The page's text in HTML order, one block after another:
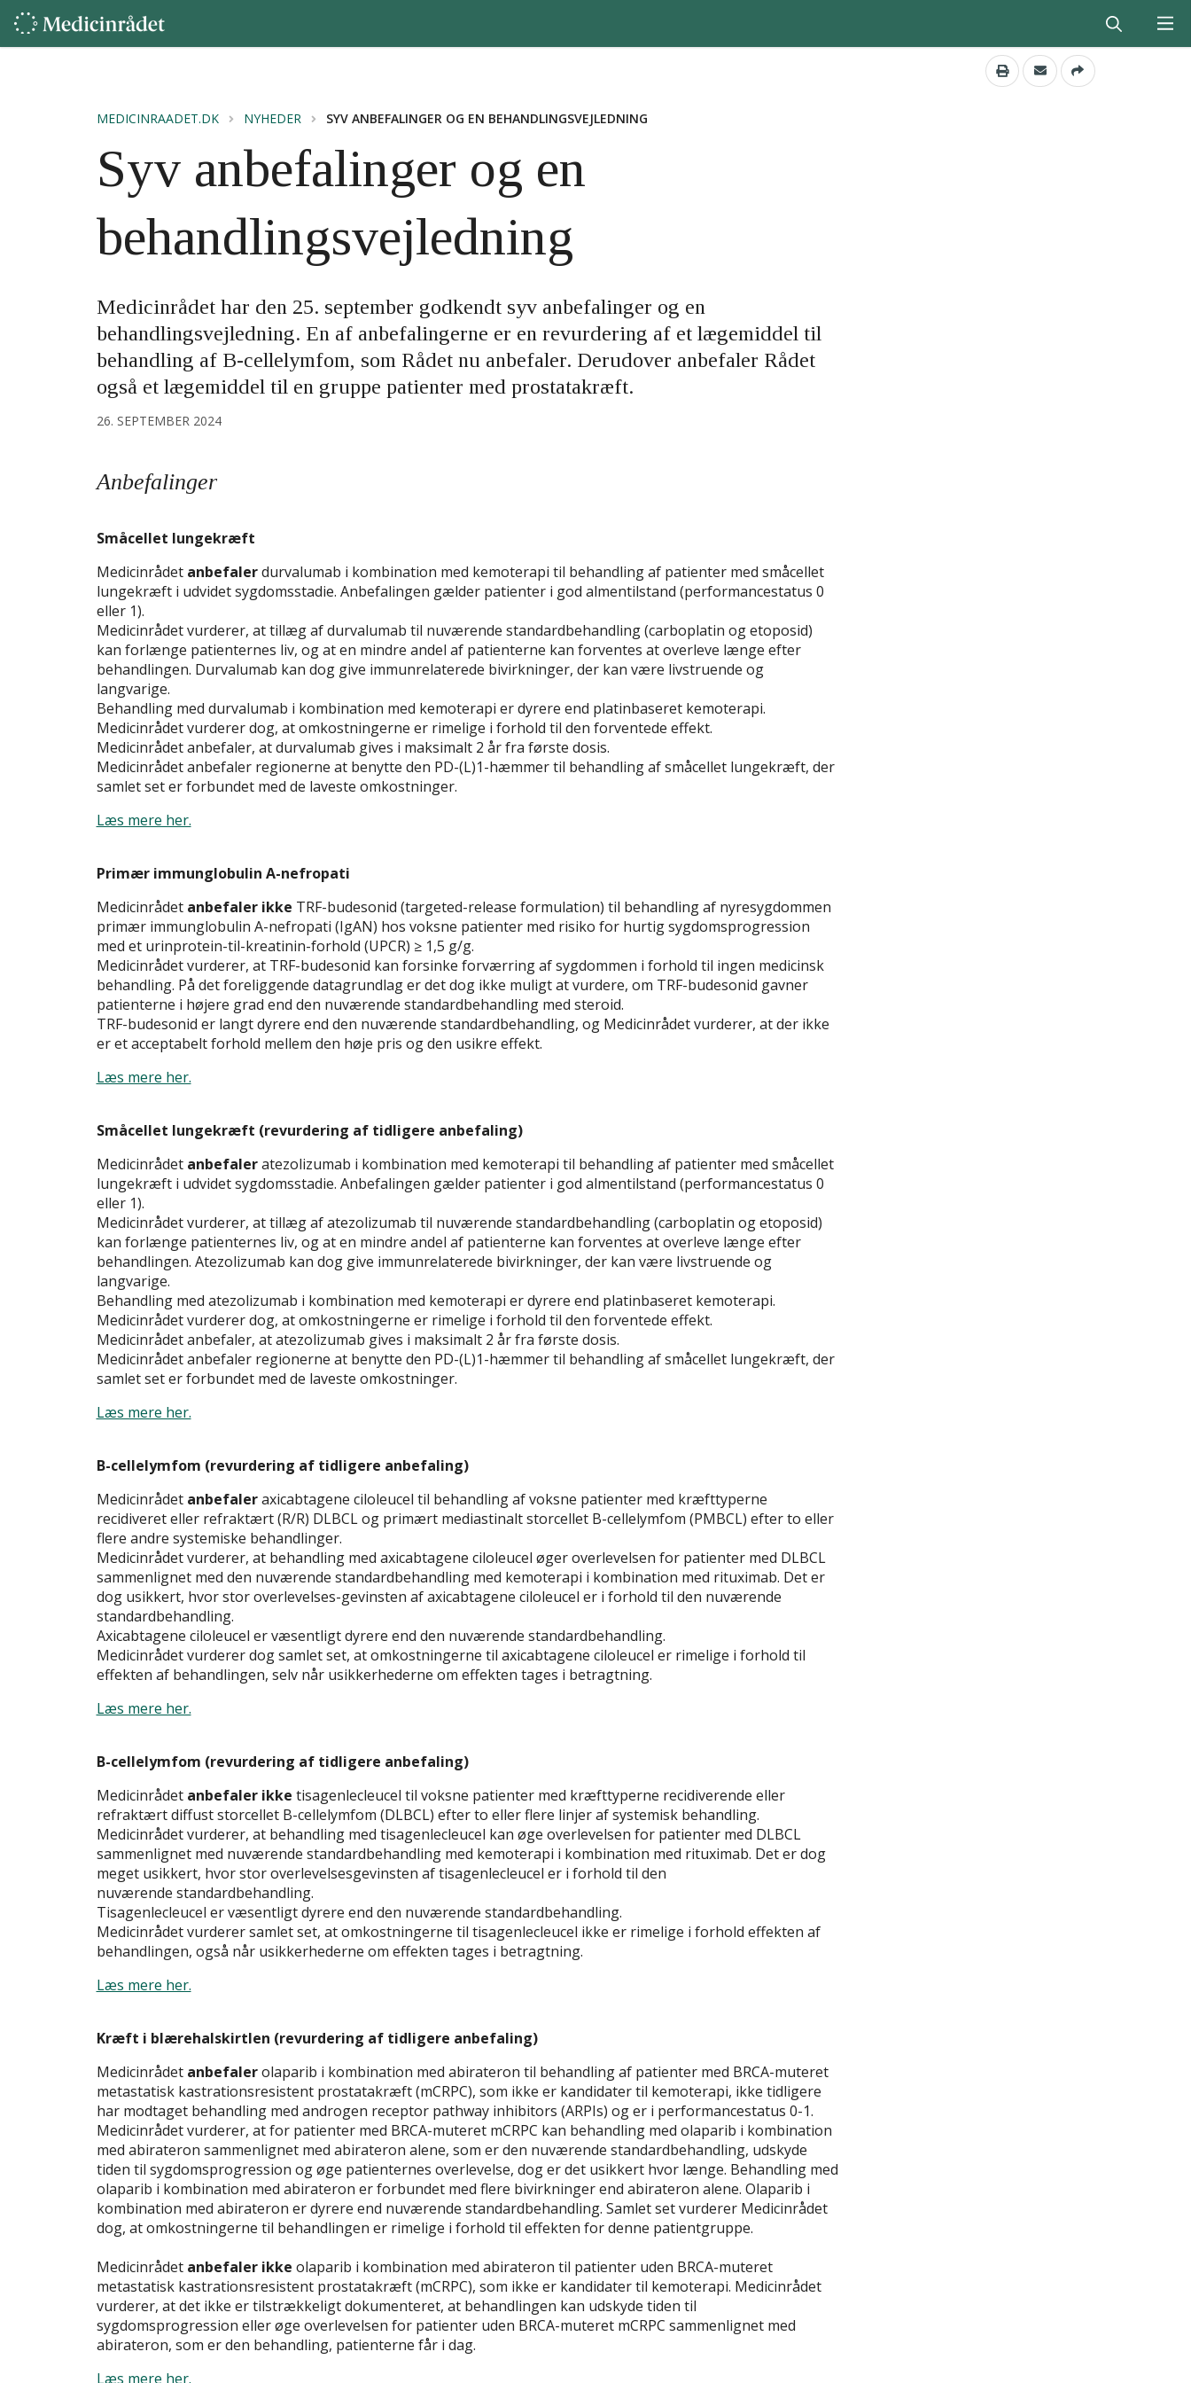
MEDICINRAADET.DK NYHEDER SYV ANBEFALINGER OG EN BEHANDLINGSVEJLEDNING
Syv anbefalinger og en
behandlingsvejledning
Medicinrådet har den 25. september godkendt syv anbefalinger og en
behandlingsvejledning. En af anbefalingerne er en revurdering af et lægemiddel til
behandling af B-cellelymfom, som Rådet nu anbefaler. Derudover anbefaler Rådet
også et lægemiddel til en gruppe patienter med prostatakræft.
26. SEPTEMBER 2024
Anbefalinger
Småcellet lungekræft
Medicinrådet anbefalerdurvalumab i kombination med kemoterapi til behandling af patienter med småcellet
lungekræft i udvidet sygdomsstadie. Anbefalingen gælder patienter i god almentilstand (performancestatus 0
eller 1).
Medicinrådet vurderer, at tillæg af durvalumab til nuværende standardbehandling (carboplatin og etoposid)
kan forlænge patienternes liv, og at en mindre andel af patienterne kan forventes at overleve længe efter
behandlingen. Durvalumab kan dog give immunrelaterede bivirkninger, der kan være livstruende og
langvarige.
Behandling med durvalumab i kombination med kemoterapi er dyrere end platinbaseret kemoterapi.
Medicinrådet vurderer dog, at omkostningerne er rimelige i forhold til den forventede effekt.
Medicinrådet anbefaler, at durvalumab gives i maksimalt 2 år fra første dosis.
Medicinrådet anbefaler regionerne at benytte den PD-(L)1-hæmmer til behandling af småcellet lungekræft, der
samlet set er forbundet med de laveste omkostninger.
Læs mere her.
Primær immunglobulin A-nefropati
Medicinrådet anbefaler ikke TRF-budesonid (targeted-release formulation) til behandling af nyresygdommen
primær immunglobulin A-nefropati (IgAN) hos voksne patienter med risiko for hurtig sygdomsprogression
med et urinprotein-til-kreatinin-forhold (UPCR) ≥ 1,5 g/g.
Medicinrådet vurderer, at TRF-budesonid kan forsinke forværring af sygdommen i forhold til ingen medicinsk
behandling. På det foreliggende datagrundlag er det dog ikke muligt at vurdere, om TRF-budesonid gavner
patienterne i højere grad end den nuværende standardbehandling med steroid.
TRF-budesonid er langt dyrere end den nuværende standardbehandling, og Medicinrådet vurderer, at der ikke
er et acceptabelt forhold mellem den høje pris og den usikre effekt.
Læs mere her.
Småcellet lungekræft (revurdering af tidligere anbefaling)
Medicinrådet anbefaleratezolizumab i kombination med kemoterapi til behandling af patienter med småcellet
lungekræft i udvidet sygdomsstadie. Anbefalingen gælder patienter i god almentilstand (performancestatus 0
eller 1).
Medicinrådet vurderer, at tillæg af atezolizumab til nuværende standardbehandling (carboplatin og etoposid)
kan forlænge patienternes liv, og at en mindre andel af patienterne kan forventes at overleve længe efter
behandlingen. Atezolizumab kan dog give immunrelaterede bivirkninger, der kan være livstruende og
langvarige.
Behandling med atezolizumab i kombination med kemoterapi er dyrere end platinbaseret kemoterapi.
Medicinrådet vurderer dog, at omkostningerne er rimelige i forhold til den forventede effekt.
Medicinrådet anbefaler, at atezolizumab gives i maksimalt 2 år fra første dosis.
Medicinrådet anbefaler regionerne at benytte den PD-(L)1-hæmmer til behandling af småcellet lungekræft, der
samlet set er forbundet med de laveste omkostninger.
Læs mere her.
B-cellelymfom (revurdering af tidligere anbefaling)
Medicinrådet anbefaleraxicabtagene ciloleucel til behandling af voksne patienter med kræfttyperne
recidiveret eller refraktært (R/R) DLBCL og primært mediastinalt storcellet B-cellelymfom (PMBCL) efter to eller
flere andre systemiske behandlinger.
Medicinrådet vurderer, at behandling med axicabtagene ciloleucel øger overlevelsen for patienter med DLBCL
sammenlignet med den nuværende standardbehandling med kemoterapi i kombination med rituximab. Det er
dog usikkert, hvor stor overlevelses-gevinsten af axicabtagene ciloleucel er i forhold til den nuværende
standardbehandling.
Axicabtagene ciloleucel er væsentligt dyrere end den nuværende standardbehandling.
Medicinrådet vurderer dog samlet set, at omkostningerne til axicabtagene ciloleucel er rimelige i forhold til
effekten af behandlingen, selv når usikkerhederne om effekten tages i betragtning.
Læs mere her.
B-cellelymfom (revurdering af tidligere anbefaling)
Medicinrådet anbefaler ikke tisagenlecleucel til voksne patienter med kræfttyperne recidiverende eller
refraktært diffust storcellet B-cellelymfom (DLBCL) efter to eller flere linjer af systemisk behandling.
Medicinrådet vurderer, at behandling med tisagenlecleucel kan øge overlevelsen for patienter med DLBCL
sammenlignet med nuværende standardbehandling med kemoterapi i kombination med rituximab. Det er dog
meget usikkert, hvor stor overlevelsesgevinsten af tisagenlecleucel er i forhold til den
nuværende standardbehandling.
Tisagenlecleucel er væsentligt dyrere end den nuværende standardbehandling.
Medicinrådet vurderer samlet set, at omkostningerne til tisagenlecleucel ikke er rimelige i forhold effekten af
behandlingen, også når usikkerhederne om effekten tages i betragtning.
Læs mere her.
Kræft i blærehalskirtlen (revurdering af tidligere anbefaling)
Medicinrådet anbefalerolaparib i kombination med abirateron til behandling af patienter med BRCA-muteret
metastatisk kastrationsresistent prostatakræft (mCRPC), som ikke er kandidater til kemoterapi, ikke tidligere
har modtaget behandling med androgen receptor pathway inhibitors (ARPIs) og er i performancestatus 0-1.
Medicinrådet vurderer, at for patienter med BRCA-muteret mCRPC kan behandling med olaparib i kombination
med abirateron sammenlignet med abirateron alene, som er den nuværende standardbehandling, udskyde
tiden til sygdomsprogression og øge patienternes overlevelse, dog er det usikkert hvor længe. Behandling med
olaparib i kombination med abirateron er forbundet med flere bivirkninger end abirateron alene. Olaparib i
kombination med abirateron er dyrere end nuværende standardbehandling. Samlet set vurderer Medicinrådet
dog, at omkostningerne til behandlingen er rimelige i forhold til effekten for denne patientgruppe.
Medicinrådet anbefaler ikke olaparib i kombination med abirateron til patienter uden BRCA-muteret
metastatisk kastrationsresistent prostatakræft (mCRPC), som ikke er kandidater til kemoterapi. Medicinrådet
vurderer, at det ikke er tilstrækkeligt dokumenteret, at behandlingen kan udskyde tiden til
sygdomsprogression eller øge overlevelsen for patienter uden BRCA-muteret mCRPC sammenlignet med
abirateron, som er den behandling, patienterne får i dag.
Læs mere her.